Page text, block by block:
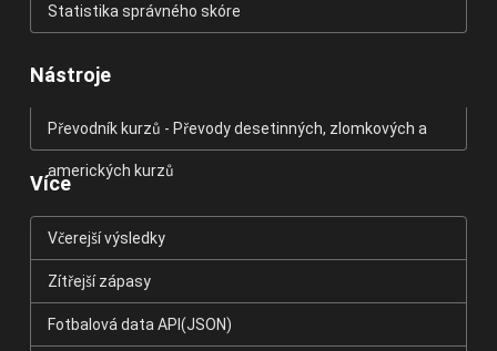
Statistika správného skóre
Nástroje
Převodník kurzů - Převody desetinných, zlomkových a
amerických kurzů
Více
Včerejší výsledky
Zítřejší zápasy
Fotbalová data API(JSON)